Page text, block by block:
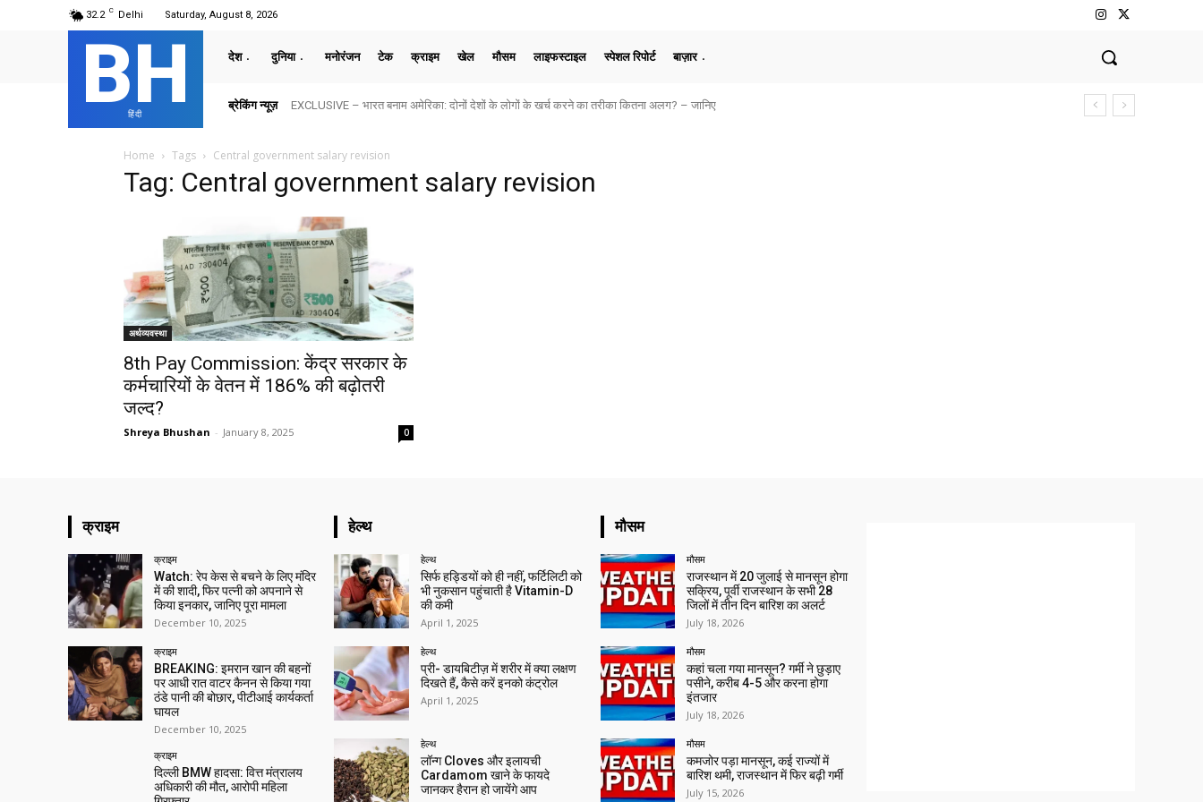
32.2 C Delhi Saturday, August 8, 2026
BH
हिंदी
देश दुनिया मनोरंजन टेक क्राइम खेल मौसम लाइफस्टाइल स्पेशल रिपोर्ट बाज़ार
ब्रेकिंग न्यूज़ EXCLUSIVE – भारत बनाम अमेरिका: दोनों देशों के लोगों के खर्च करने का तरीका कितना अलग? – जानिए
Home Tags Central government salary revision
Tag: Central government salary revision
अर्थव्यवस्था
8th Pay Commission: केंद्र सरकार के
कर्मचारियों के वेतन में 186% की बढ़ोतरी
जल्द?
Shreya Bhushan - January 8, 2025 0
क्राइम
क्राइम
Watch: रेप केस से बचने के लिए मंदिर
में की शादी, फिर पत्नी को अपनाने से
किया इनकार, जानिए पूरा मामला
December 10, 2025
क्राइम
BREAKING: इमरान खान की बहनों
पर आधी रात वाटर कैनन से किया गया
ठंडे पानी की बोछार, पीटीआई कार्यकर्ता
घायल
December 10, 2025
क्राइम
दिल्ली BMW हादसा: वित्त मंत्रालय
अधिकारी की मौत, आरोपी महिला
हेल्थ
हेल्थ
सिर्फ हड्डियों को ही नहीं, फर्टिलिटी को
भी नुकसान पहुंचाती है Vitamin-D
की कमी
April 1, 2025
हेल्थ
प्री- डायबिटीज़ में शरीर में क्या लक्षण
दिखते हैं, कैसे करें इनको कंट्रोल
April 1, 2025
हेल्थ
लॉन्ग Cloves और इलायची
Cardamom खाने के फायदे
जानकर हैरान हो जायेंगे आप
मौसम
मौसम
राजस्थान में 20 जुलाई से मानसून होगा
सक्रिय, पूर्वी राजस्थान के सभी 28
जिलों में तीन दिन बारिश का अलर्ट
July 18, 2026
मौसम
कहां चला गया मानसून? गर्मी ने छुड़ाए
पसीने, करीब 4-5 और करना होगा
इंतजार
July 18, 2026
मौसम
कमजोर पड़ा मानसून, कई राज्यों में
बारिश थमी, राजस्थान में फिर बढ़ी गर्मी
July 15, 2026